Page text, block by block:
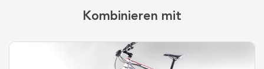
Kombinieren mit